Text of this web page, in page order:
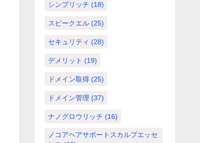
シンプリッチ (18)
スピークエル(25)
セキュリティ (28)
デメリット (19)
ドメイン取得(25)
ドメイン管理 (37)
ナノグロウリッチ (16)
ノコアヘアサポートスカルプエッセ